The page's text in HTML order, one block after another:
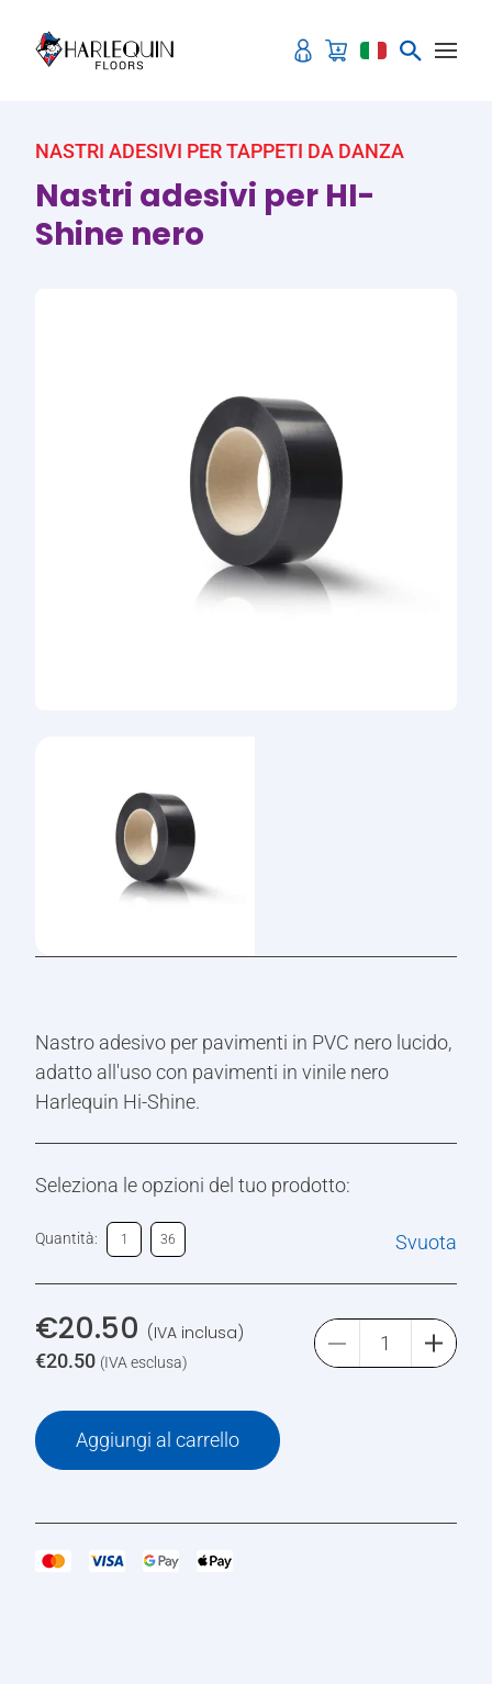
NASTRI ADESIVI PER TAPPETI DA DANZA
Nastri adesivi per HI-
Shine nero
Nastro adesivo per pavimenti in PVC nero lucido,
adatto all'uso con pavimenti in vinile nero
Harlequin Hi-Shine.
Seleziona le opzioni del tuo prodotto:
Quantità: 1 36 Svuota
€20.50 (IVA inclusa)
€20.50 (IVA esclusa)
Aggiungi al carrello